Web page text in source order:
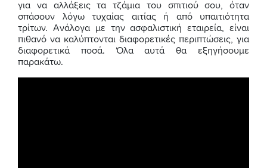
για να αλλάξεις τα τζάμια του σπιτιού σου, όταν
σπάσουν λόγω τυχαίας αιτίας ή από υπαιτιότητα
τρίτων. Ανάλογα με την ασφαλιστική εταιρεία, είναι
πιθανό να καλύπτονται διαφορετικές περιπτώσεις, για
διαφορετικά ποσά. Όλα αυτά θα εξηγήσουμε
παρακάτω.